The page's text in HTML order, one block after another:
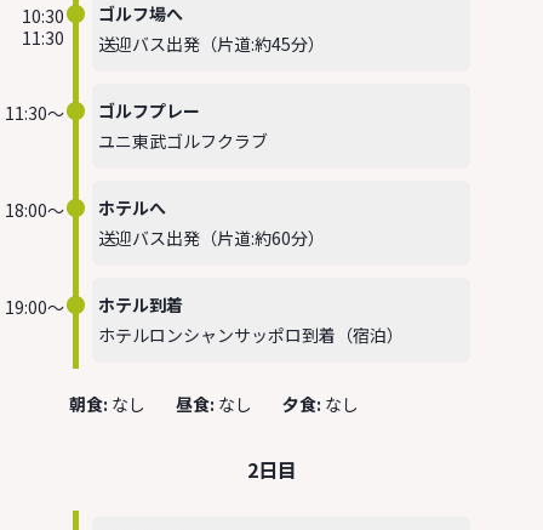
10:30
11:30
ゴルフ場へ
送迎バス出発（片道:約45分）
11:30～
ゴルフプレー
ユニ東武ゴルフクラブ
18:00～
ホテルへ
送迎バス出発（片道:約60分）
19:00～
ホテル到着
ホテルロンシャンサッポロ到着（宿泊）
なし なし なし
2日目